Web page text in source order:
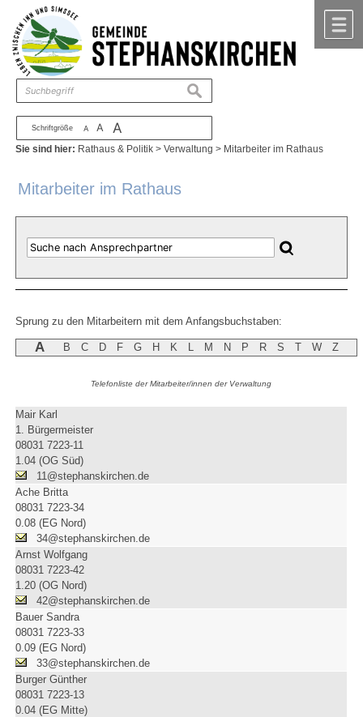
Zum Inhalt ,zur Navigation
Schriftgröße A A A
suchen
Sie sind hier: Rathaus & Politik >Verwaltung > Mitarbeiter im Rathaus
Mitarbeiter im Rathaus
Sprung zu den Mitarbeitern mit dem Anfangsbuchstaben:
A B C D F G H K L M N P R S T W Z
Telefonliste der Mitarbeiter/innen der Verwaltung
Mair Karl
1. Bürgermeister
08031 7223-11
1.04 (OG Süd)
11@stephanskirchen.de
Ache Britta
08031 7223-34
0.08 (EG Nord)
34@stephanskirchen.de
Arnst Wolfgang
08031 7223-42
1.20 (OG Nord)
42@stephanskirchen.de
Bauer Sandra
08031 7223-33
0.09 (EG Nord)
33@stephanskirchen.de
Burger Günther
08031 7223-13
0.04 (EG Mitte)